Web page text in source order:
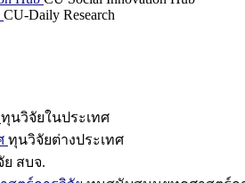
CU-Daily Research
ทุนวิจัยในประเทศ
ทุนวิจัยต่างประเทศ
สบจ.